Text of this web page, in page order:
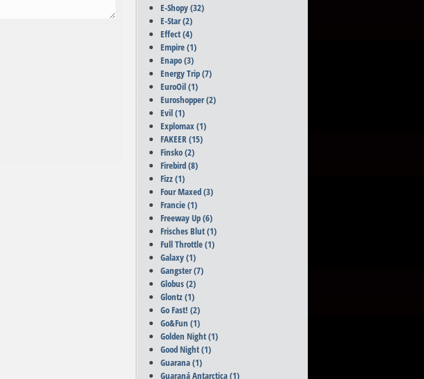
E-Shopy(32)
E-Star(2)
Effect(4)
Empire(1)
Enapo(3)
Energy Trip(7)
EuroOil(1)
Euroshopper(2)
Evil(1)
Explomax(1)
FAKEER(15)
Finsko(2)
Firebird(8)
Fizz(1)
Four Maxed(3)
Francie(1)
Freeway Up(6)
Frisches Blut(1)
Full Throttle(1)
Galaxy(1)
Gangster(7)
Globus(2)
Glontz(1)
Go Fast!(2)
Go&Fun(1)
Golden Night(1)
Good Night(1)
Guarana(1)
Guaraná Antarctica(1)